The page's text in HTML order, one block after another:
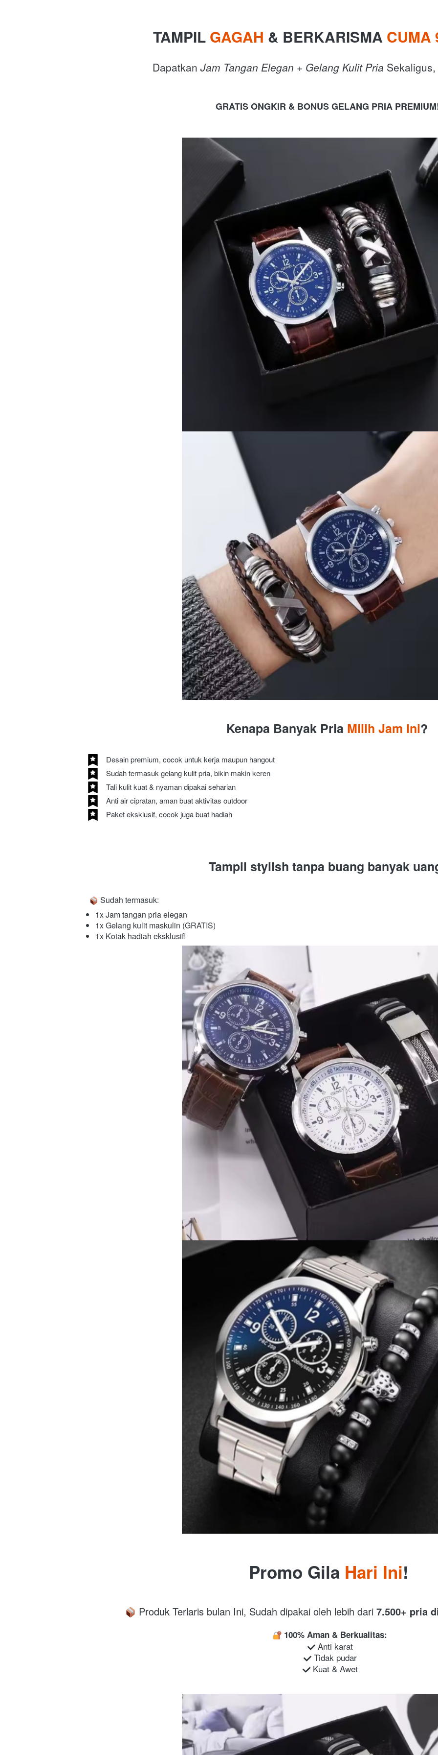
TAMPIL GAGAH & BERKARISMA CUMA
Dapatkan Jam Tangan Elegan + Gelang Kulit Pria Sekaligus,
GRATIS ONGKIR & BONUS GELANG PRIA
Kenapa Banyak Pria Milih Jam Ini?
Desain premium, cocok untuk kerja maupun hangout
Sudah termasuk gelang kulit pria, bikin makin keren
Tali kulit kuat & nyaman dipakai seharian
Anti air cipratan, aman buat aktivitas outdoor
Paket eksklusif, cocok juga buat hadiah
Tampil stylish tanpa buang banyak
Sudah termasuk:
1x Jam tangan pria elegan
1x Gelang kulit maskulin (GRATIS)
1x Kotak hadiah eksklusif!
Promo Gila Hari Ini!
Produk Terlaris bulan Ini, Sudah dipakai oleh lebih dari 7.500+ pria
100% Aman & Berkualitas:
Anti karat
Tidak pudar
Kuat & Awet